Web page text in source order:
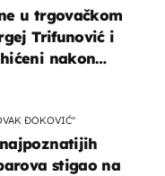
u trgovačkom
Trifunović i
nakon
ĐOKOVIĆ"
stigao na